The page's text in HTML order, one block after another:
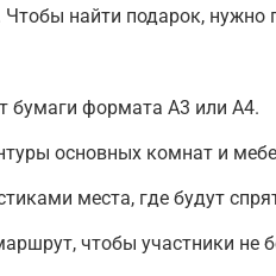
найти подарок, нужно
бумаги формата А3 или А4.
основных комнат и
места, где будут
чтобы участники не